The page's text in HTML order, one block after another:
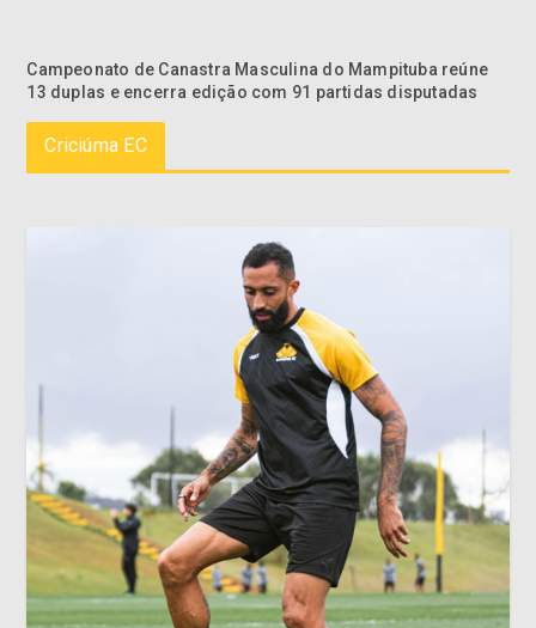
Campeonato de Canastra Masculina do Mampituba reúne
13 duplas e encerra edição com 91 partidas disputadas
Criciúma EC